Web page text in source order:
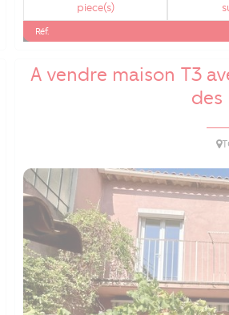
piece(s)
Réf.
A vendre maison T3
des